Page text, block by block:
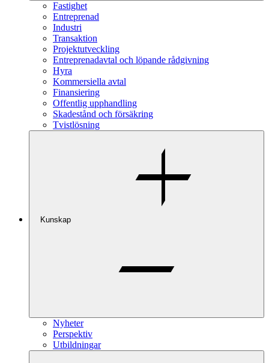
Fastighet
Entreprenad
Industri
Transaktion
Projektutveckling
Entreprenadavtal och löpande rådgivning
Hyra
Kommersiella avtal
Finansiering
Offentlig upphandling
Skadestånd och försäkring
Tvistlösning
Kunskap
Nyheter
Perspektiv
Utbildningar